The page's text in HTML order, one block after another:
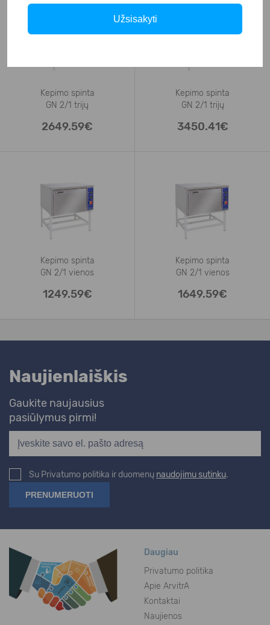
Kepimo spinta
GN 2/1 trijų
2649.59€
Kepimo spinta
GN 2/1 trijų
3450.41€
Kepimo spinta
GN 2/1 vienos
1249.59€
Kepimo spinta
GN 2/1 vienos
1649.59€
Naujienlaiškis
Gaukite naujausius
pasiūlymus pirmi!
Su Privatumo politika ir duomenų naudojimu sutinku.
Daugiau
Privatumo politika
Apie ArvitrA
Kontaktai
Naujienos
Užsisakyti